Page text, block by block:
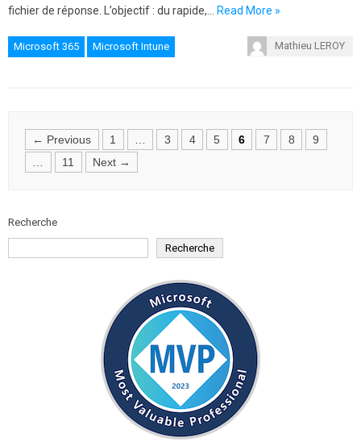
fichier de réponse. L’objectif : du rapide,…
Read More »
Microsoft 365 Microsoft Intune Mathieu LEROY
Posts
navigation
← Previous 1 3 4 5 6 7 8
9
11 Next →
Recherche
Recherche